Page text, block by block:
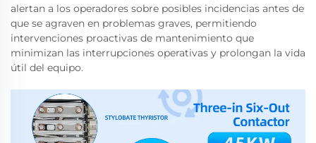
alertan a los operadores sobre posibles incidencias antes de
que se agraven en problemas graves, permitiendo
intervenciones proactivas de mantenimiento que
minimizan las interrupciones operativas y prolongan la vida
útil del equipo.